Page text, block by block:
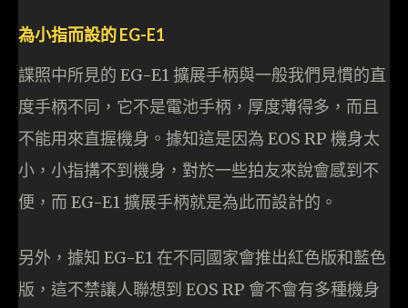
為小指而設的 EG-E1
諜照中所見的 EG-E1 擴展手柄與一般我們見慣的直
度手柄不同，它不是電池手柄，厚度薄得多，而且
不能用來直握機身。據知這是因為 EOS RP 機身太
小，小指搆不到機身，對於一些拍友來說會感到不
便，而 EG-E1 擴展手柄就是為此而設計的。
另外，據知 EG-E1 在不同國家會推出紅色版和藍色
版，這不禁讓人聯想到 EOS RP 會不會有多種機身